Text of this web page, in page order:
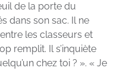
de la porte du
dans son sac. Il ne
les classeurs et
remplit. Il s’inquiète
chez toi ? ». « Je